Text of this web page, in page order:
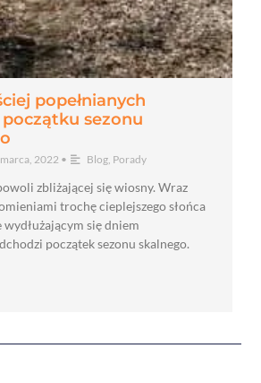
popełnianych
początku sezonu
2022 • Blog, Porady
zbliżającej się wiosny. Wraz
trochę cieplejszego słońca
się dniem
początek sezonu skalnego.